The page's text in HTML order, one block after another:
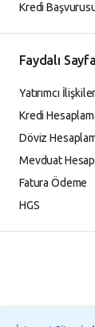
Kredi
Faydalı
Yatırımcı
Kredi
Döviz
Mevduat
Fatura Ödeme
HGS